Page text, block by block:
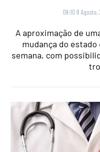
09:10 8 Agosto,
A aproximação de
mudança do
semana, com